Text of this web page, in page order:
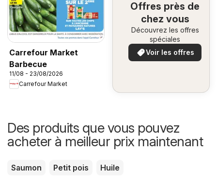
Carrefour Market
Barbecue
11/08 - 23/08/2026
Carrefour Market
Offres près de
chez vous
Découvrez les offres
spéciales
Voir les offres
Des produits que vous pouvez
acheter à meilleur prix maintenant
Saumon Petit pois Huile